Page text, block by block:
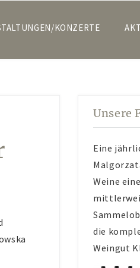
KONZERTE
Unsere
Eine
Weine
die
Weingut